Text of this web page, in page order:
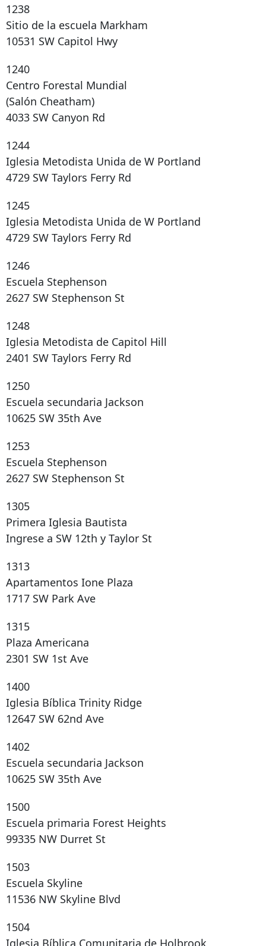
1238
Sitio de la escuela Markham
10531 SW Capitol Hwy
1240
Centro Forestal Mundial
(Salón Cheatham)
4033 SW Canyon Rd
1244
Iglesia Metodista Unida de W Portland
4729 SW Taylors Ferry Rd
1245
Iglesia Metodista Unida de W Portland
4729 SW Taylors Ferry Rd
1246
Escuela Stephenson
2627 SW Stephenson St
1248
Iglesia Metodista de Capitol Hill
2401 SW Taylors Ferry Rd
1250
Escuela secundaria Jackson
10625 SW 35th Ave
1253
Escuela Stephenson
2627 SW Stephenson St
1305
Primera Iglesia Bautista
Ingrese a SW 12th y Taylor St
1313
Apartamentos Ione Plaza
1717 SW Park Ave
1315
Plaza Americana
2301 SW 1st Ave
1400
Iglesia Bíblica Trinity Ridge
12647 SW 62nd Ave
1402
Escuela secundaria Jackson
10625 SW 35th Ave
1500
Escuela primaria Forest Heights
99335 NW Durret St
1503
Escuela Skyline
11536 NW Skyline Blvd
1504